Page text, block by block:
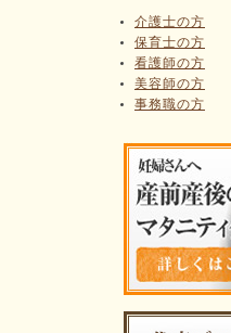
介護士の方
保育士の方
看護師の方
美容師の方
事務職の方